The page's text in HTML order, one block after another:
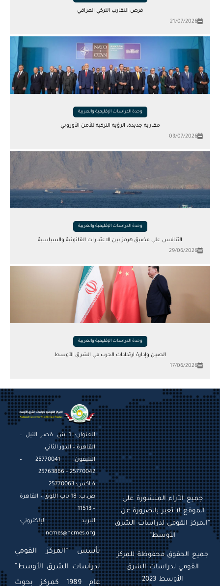
فرص التقارب التركي العراقي
21/07/2026
وحدة الدراسات الإقليمية والعربية
مقاربة جديدة: الرؤية التركية للأمن الأوروبي
09/07/2026
وحدة الدراسات الإقليمية والعربية
التنافس على مضيق هرمز بين الاعتبارات القانونية والسياسية
29/06/2026
وحدة الدراسات الإقليمية والعربية
الصين وإدارة ارتدادات الحرب في الشرق الأوسط
17/06/2026
العنوان: 1 ش قصر النيل –
القاهرة – الدور الثاني.
التليفون: 25770041 –
25770042 – 25763866
فـاكس: 25770063
ص.ب: 18 باب اللوق – القاهرة
– 11513
البريد الإلكتروني:
ncmes@ncmes.org
تأسس “المركز القومي
لدراسات الشرق الأوسط”
عام 1989 كمركز بحوث
جميع الآراء المنشورة على
الموقع لا تعبر بالضرورة عن
“المركز القومي لدراسات الشرق
الأوسط”
جميع الحقوق محفوظة للمركز
القومي لدراسات الشرق
الأوسط 2023